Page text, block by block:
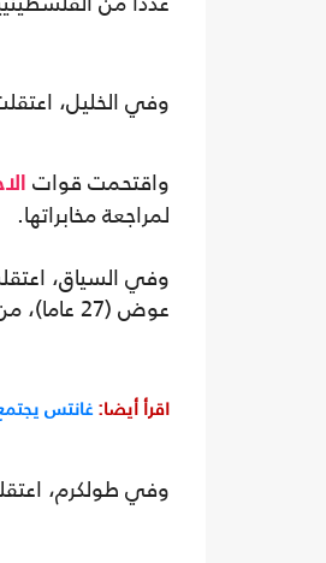
وفي الخليل،
واقتحمت قوات
لمراجعة مخابراتها.
وفي السياق،
عوض (27 عاما)، من ذوي الاحتياجات الخاصة.
اقرأ أيضا:غانتس
وفي طولكرم،